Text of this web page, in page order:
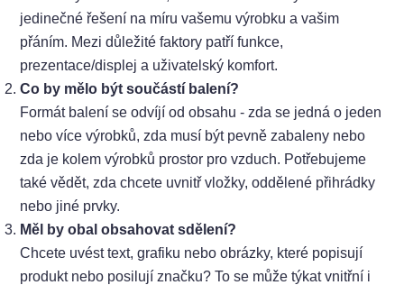
jedinečné řešení na míru vašemu výrobku a vašim
přáním. Mezi důležité faktory patří funkce,
prezentace/displej a uživatelský komfort.
Co by mělo být součástí balení?
Formát balení se odvíjí od obsahu - zda se jedná o jeden
nebo více výrobků, zda musí být pevně zabaleny nebo
zda je kolem výrobků prostor pro vzduch. Potřebujeme
také vědět, zda chcete uvnitř vložky, oddělené přihrádky
nebo jiné prvky.
Měl by obal obsahovat sdělení?
Chcete uvést text, grafiku nebo obrázky, které popisují
produkt nebo posilují značku? To se může týkat vnitřní i